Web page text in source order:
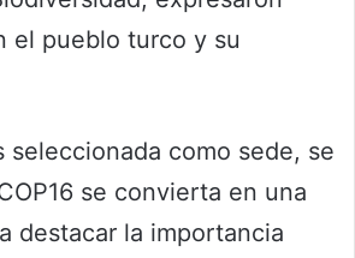
el pueblo turco y su
seleccionada como sede, se
se convierta en una
destacar la importancia